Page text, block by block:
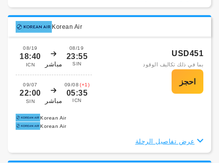
Korean Air
08/19
18:40
ICN مباشر
08/19
23:55
SIN
09/07
22:00
SIN مباشر
09/08 (+1)
05:35
ICN
USD451
بما في ذلك تكاليف الوقود
Korean Air
Korean Air
عرض تفاصيل الرحلة